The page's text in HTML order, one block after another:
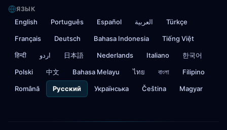
ЯЗЫК
English Português Español العربية Türkçe
Français Deutsch Bahasa Indonesia Tiếng Việt
हिन्दी اردو 日本語 Nederlands Italiano 한국어
Polski 中文 Bahasa Melayu ไทย বাংলা Filipino
Română Русский Українська Čeština Magyar